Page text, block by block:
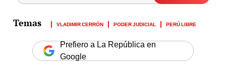
VLADIMIR CERRÓN PODER JUDICIAL PERÚ LIBRE
Prefiero a La República en
Google